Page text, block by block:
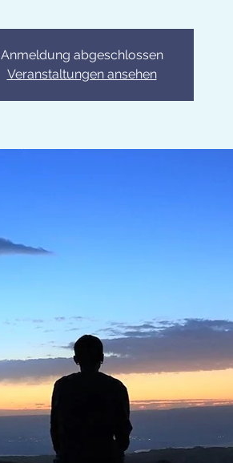
Anmeldung abgeschlossen
Veranstaltungen ansehen